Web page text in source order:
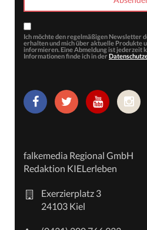
Ich möchte den regelmäßigen Newsletter
erhalten und mich über aktuelle Produkte
informieren. Eine Abmeldung ist jederzeit
Informationen finde ich in der
falkemedia Regional GmbH
Redaktion KIELerleben
Exerzierplatz 3
24103 Kiel